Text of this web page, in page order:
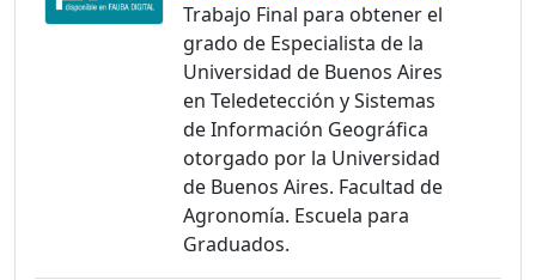
Trabajo Final para obtener el
grado de Especialista de la
Universidad de Buenos Aires
en Teledetección y Sistemas
de Información Geográfica
otorgado por la Universidad
de Buenos Aires. Facultad de
Agronomía. Escuela para
Graduados.